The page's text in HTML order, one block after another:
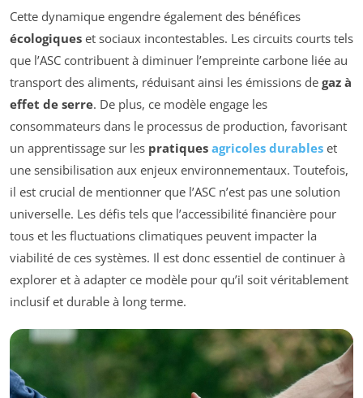
Cette dynamique engendre également des bénéfices
écologiques et sociaux incontestables. Les circuits courts tels
que l’ASC contribuent à diminuer l’empreinte carbone liée au
transport des aliments, réduisant ainsi les émissions de gaz à
effet de serre. De plus, ce modèle engage les
consommateurs dans le processus de production, favorisant
un apprentissage sur les pratiques agricoles durables et
une sensibilisation aux enjeux environnementaux. Toutefois,
il est crucial de mentionner que l’ASC n’est pas une solution
universelle. Les défis tels que l’accessibilité financière pour
tous et les fluctuations climatiques peuvent impacter la
viabilité de ces systèmes. Il est donc essentiel de continuer à
explorer et à adapter ce modèle pour qu’il soit véritablement
inclusif et durable à long terme.